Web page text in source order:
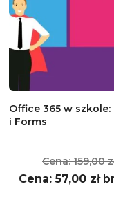
na
Office 365 w szkole:
i Forms
159,00
57,00 zł